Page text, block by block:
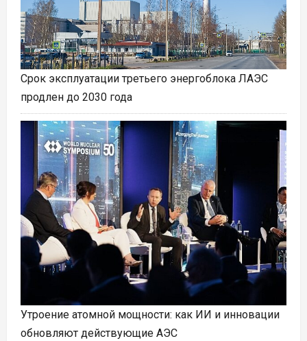
Срок эксплуатации третьего энергоблока ЛАЭС
продлен до 2030 года
Утроение атомной мощности: как ИИ и инновации
обновляют действующие АЭС